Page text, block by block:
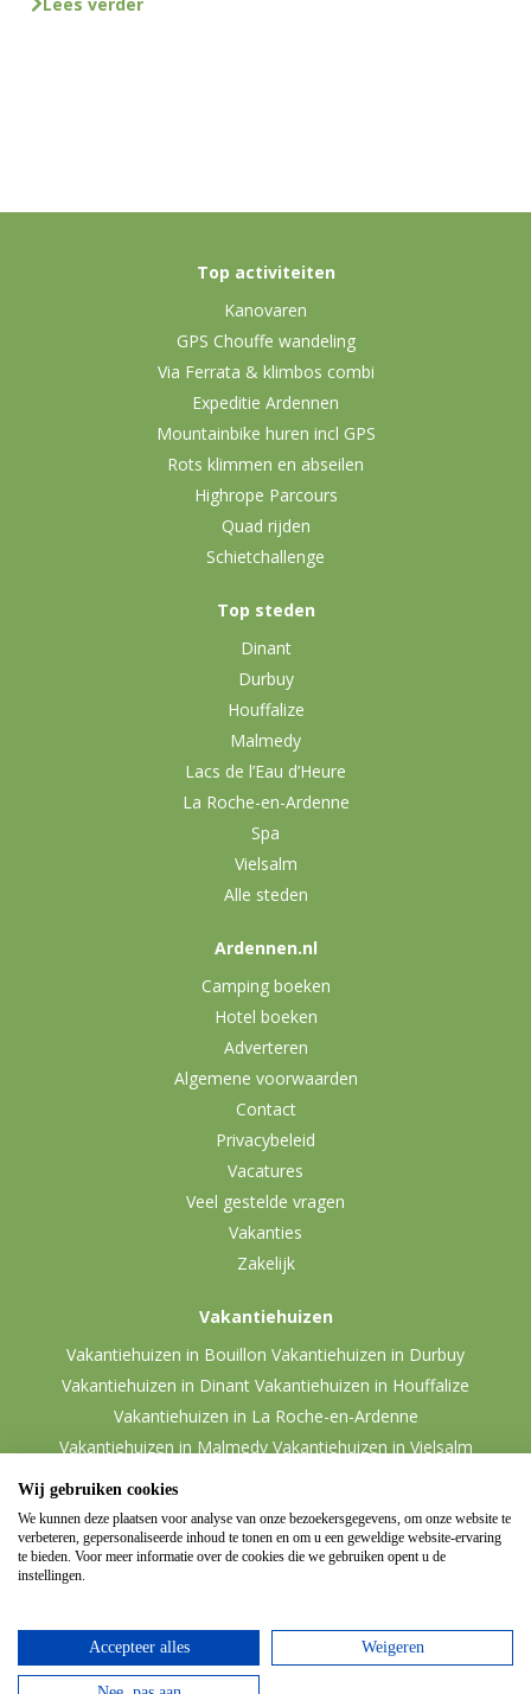
Top activiteiten
Kanovaren
GPS Chouffe wandeling
Via Ferrata & klimbos combi
Expeditie Ardennen
Mountainbike huren incl GPS
Rots klimmen en abseilen
Highrope Parcours
Quad rijden
Schietchallenge
Top steden
Dinant
Durbuy
Houffalize
Malmedy
Lacs de l’Eau d’Heure
La Roche-en-Ardenne
Spa
Vielsalm
Alle steden
Ardennen.nl
Camping boeken
Hotel boeken
Adverteren
Algemene voorwaarden
Contact
Privacybeleid
Vacatures
Veel gestelde vragen
Vakanties
Zakelijk
Vakantiehuizen
Vakantiehuizen in Bouillon Vakantiehuizen in Durbuy
Vakantiehuizen in Dinant Vakantiehuizen in Houffalize
Vakantiehuizen in La Roche-en-Ardenne
Vakantiehuizen in Malmedy Vakantiehuizen in Vielsalm
© 2026 Ardennen.nl Website door
Wij gebruiken cookies
We kunnen deze plaatsen voor analyse van onze bezoekersgegevens, om onze website te
verbeteren, gepersonaliseerde inhoud te tonen en om u een geweldige website-ervaring
te bieden. Voor meer informatie over de cookies die we gebruiken opent u de
instellingen.
Accepteer alles Weigeren